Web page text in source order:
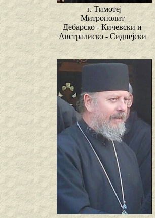
г. Тимотеј
Митрополит
Дебарско - Кичевски и
Австралиско - Сиднејски